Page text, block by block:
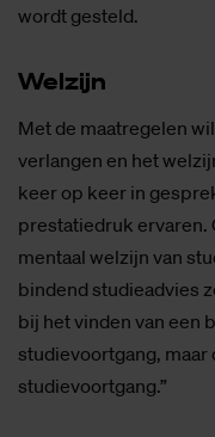
wordt gesteld.
Wel­zijn
Met de maatregelen
verlangen en het
keer op keer in
prestatiedruk ervaren.
mentaal welzijn van
bindend studieadvies
bij het vinden van een
studievoortgang, maar
studievoortgang.”